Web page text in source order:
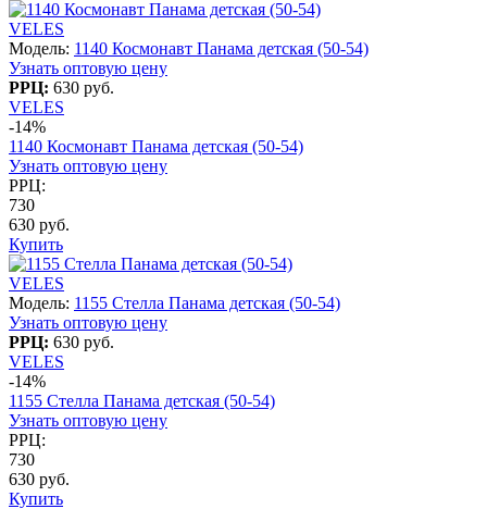
VELES
Модель: 1140 Космонавт Панама детская (50-54)
Узнать оптовую цену
РРЦ: 630 руб.
VELES
-14%
1140 Космонавт Панама детская (50-54)
Узнать оптовую цену
РРЦ:
730
630 руб.
Купить
VELES
Модель: 1155 Стелла Панама детская (50-54)
Узнать оптовую цену
РРЦ: 630 руб.
VELES
-14%
1155 Стелла Панама детская (50-54)
Узнать оптовую цену
РРЦ:
730
630 руб.
Купить